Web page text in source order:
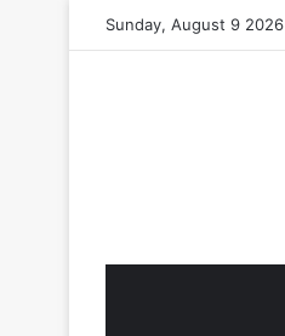
Sunday, August 9 2026